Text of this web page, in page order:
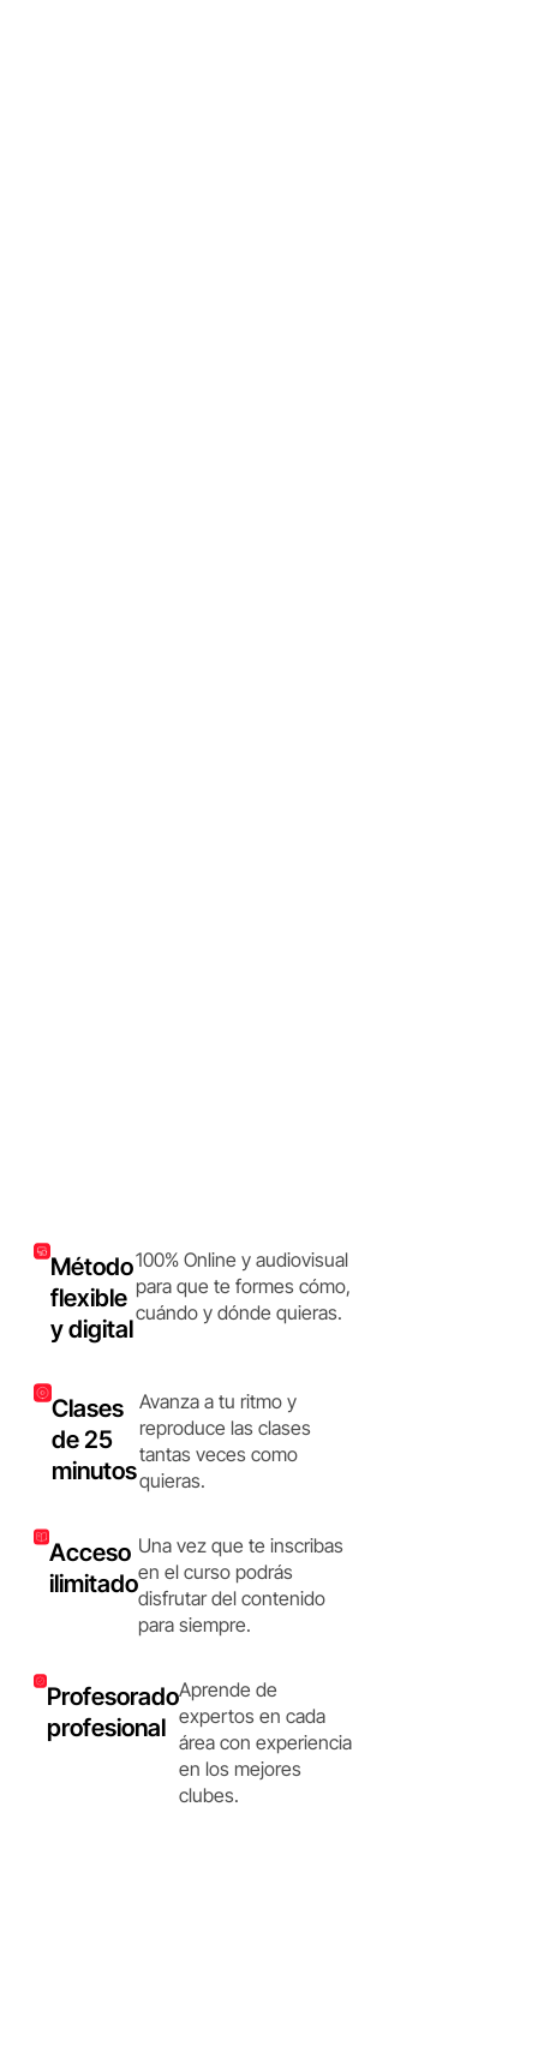
Método
flexible
y digital
100% Online y audiovisual
para que te formes cómo,
cuándo y dónde quieras.
Clases
de 25
minutos
Avanza a tu ritmo y
reproduce las clases
tantas veces como
quieras.
Acceso
ilimitado
Una vez que te inscribas
en el curso podrás
disfrutar del contenido
para siempre.
Profesorado
profesional
Aprende de
expertos en cada
área con experiencia
en los mejores
clubes.